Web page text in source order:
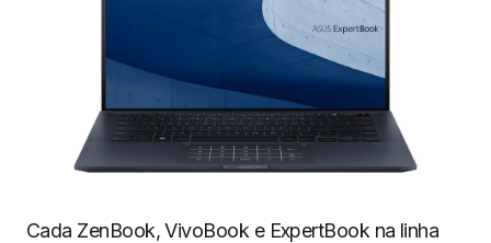
Cada ZenBook, VivoBook e ExpertBook na linha